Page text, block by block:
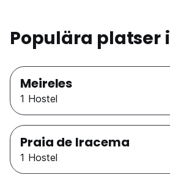
Populära platser i
Meireles
1 Hostel
Praia de Iracema
1 Hostel